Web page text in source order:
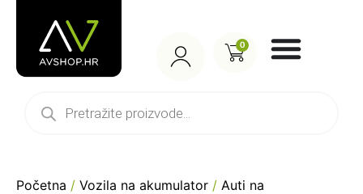
0
Početna / Vozila na akumulator / Auti na